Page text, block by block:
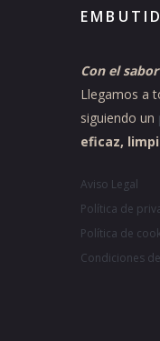
Con el
Llegamos a
siguiendo un
eficaz,
Aviso Legal
Política de
Política de
Condiciones